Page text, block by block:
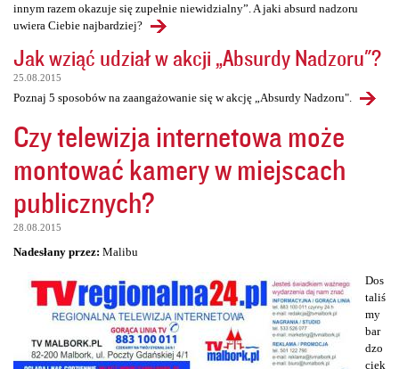
innym razem okazuje się zupełnie niewidzialny”. A jaki absurd nadzoru
uwiera Ciebie najbardziej?
Jak wziąć udział w akcji „Absurdy Nadzoru"?
25.08.2015
Poznaj 5 sposobów na zaangażowanie się w akcję „Absurdy Nadzoru".
Czy telewizja internetowa może
montować kamery w miejscach
publicznych?
28.08.2015
Nadesłany przez: Malibu
Dos
taliś
my
bar
dzo
ciek